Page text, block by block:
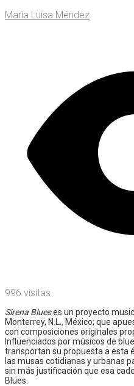
María Luisa Méndez
996 visitas
Sirena Blueses un proyecto
Monterrey, N.L., México; que
con composiciones originales
Influenciados por músicos de
transportan su propuesta a esta
las musas cotidianas y urbanas
sin más justificación que esa
Blues.